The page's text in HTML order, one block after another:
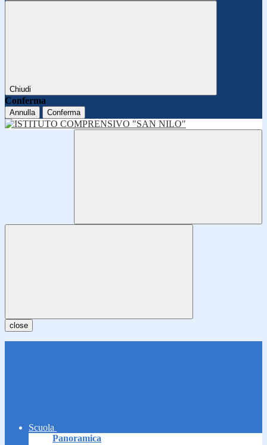
Chiudi
Conferma
Annulla Conferma
close
Scuola
Panoramica